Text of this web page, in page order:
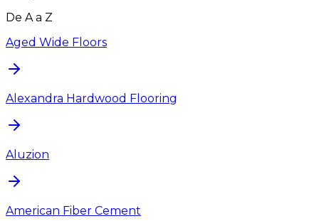
De A a Z
Aged Wide Floors
Alexandra Hardwood Flooring
Aluzion
American Fiber Cement